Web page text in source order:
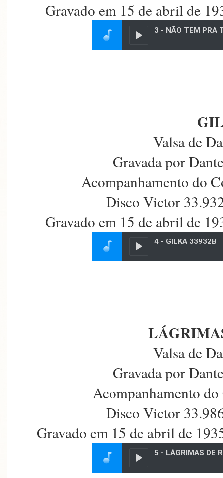
Gravado em 15 de abril de
Valsa de
Gravada por
Acompanhamento do
Disco Victor
Gravado em 15 de abril de
Valsa de
Gravada por
Acompanhamento
Disco Victor
Gravado em 15 de abril de